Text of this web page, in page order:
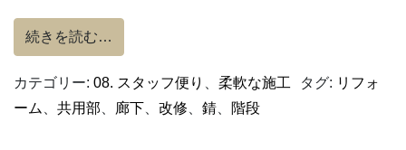
続きを読む…
カテゴリー: 08. スタッフ便り 、 柔軟な施工 タグ: リフォ
ーム、 共用部、 廊下 、 改修、 錆、 階段